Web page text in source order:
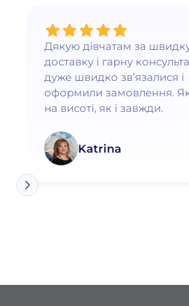
темно-синій
Електро
4 рост
Білий
Мокрий асфальт (Світлий)
Дякую дівчатам за
доставку і гарну
дуже швидко зв’язалися і
оформили замовлення.
на висоті, як і завжди.
Katrina